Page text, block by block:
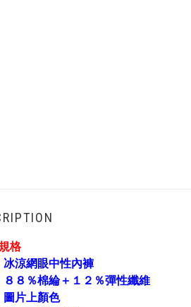
格
冰涼網眼中性內褲
８８％棉綸＋１２％彈性纖維
圖片上顏色